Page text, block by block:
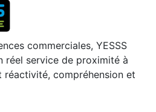
commerciales, YESSS
réel service de proximité à
réactivité, compréhension et